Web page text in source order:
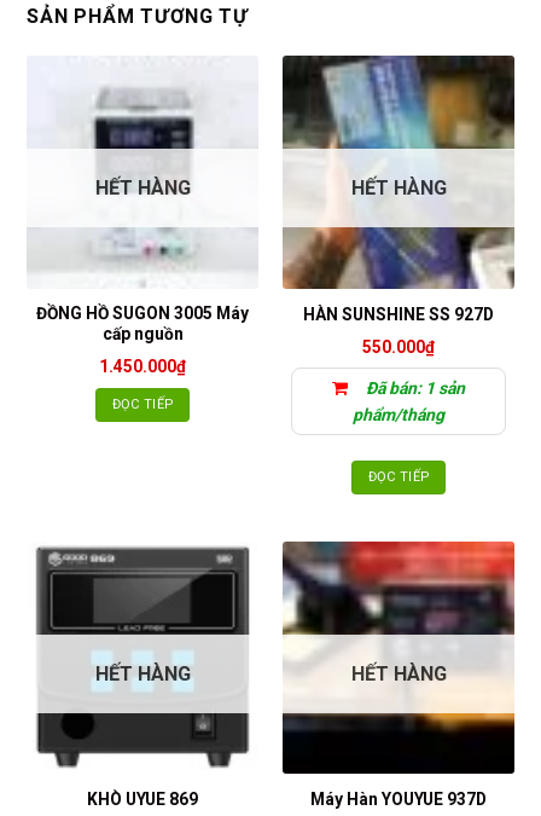
SẢN PHẨM TƯƠNG TỰ
HẾT HÀNG
ĐỒNG HỒ SUGON 3005 Máy
cấp nguồn
1.450.000₫
ĐỌC TIẾP
HẾT HÀNG
HÀN SUNSHINE SS 927D
550.000₫
Đã bán: 1 sản
phẩm/tháng
ĐỌC TIẾP
HẾT HÀNG
KHÒ UYUE 869
HẾT HÀNG
Máy Hàn YOUYUE 937D